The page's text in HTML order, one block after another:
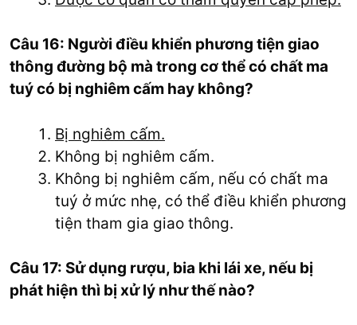
Câu 16: Người điều khiển phương tiện giao
thông đường bộ mà trong cơ thể có chất ma
tuý có bị nghiêm cấm hay không?
Bị nghiêm cấm.
Không bị nghiêm cấm.
Không bị nghiêm cấm, nếu có chất ma
tuý ở mức nhẹ, có thể điều khiển phương
tiện tham gia giao thông.
Câu 17: Sử dụng rượu, bia khi lái xe, nếu bị
phát hiện thì bị xử lý như thế nào?